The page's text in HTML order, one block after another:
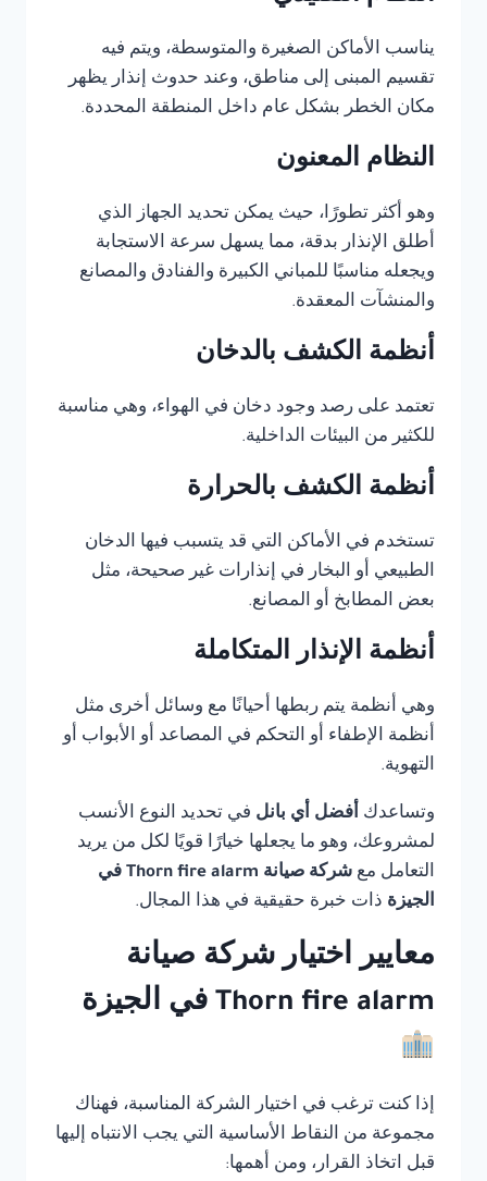
يناسب الأماكن الصغيرة والمتوسطة، ويتم فيه
تقسيم المبنى إلى مناطق، وعند حدوث إنذار يظهر
مكان الخطر بشكل عام داخل المنطقة المحددة.
النظام المعنون
وهو أكثر تطورًا، حيث يمكن تحديد الجهاز الذي
أطلق الإنذار بدقة، مما يسهل سرعة الاستجابة
ويجعله مناسبًا للمباني الكبيرة والفنادق والمصانع
والمنشآت المعقدة.
أنظمة الكشف بالدخان
تعتمد على رصد وجود دخان في الهواء، وهي مناسبة
للكثير من البيئات الداخلية.
أنظمة الكشف بالحرارة
تستخدم في الأماكن التي قد يتسبب فيها الدخان
الطبيعي أو البخار في إنذارات غير صحيحة، مثل
بعض المطابخ أو المصانع.
أنظمة الإنذار المتكاملة
وهي أنظمة يتم ربطها أحيانًا مع وسائل أخرى مثل
أنظمة الإطفاء أو التحكم في المصاعد أو الأبواب أو
التهوية.
وتساعدك أفضل أي بانل في تحديد النوع الأنسب
لمشروعك، وهو ما يجعلها خيارًا قويًا لكل من يريد
التعامل مع
شركة صيانة Thorn fire alarm في
الجيزة ذات خبرة حقيقية في هذا المجال.
معايير اختيار شركة صيانة
Thorn fire alarm في الجيزة
إذا كنت ترغب في اختيار الشركة المناسبة، فهناك
مجموعة من النقاط الأساسية التي يجب الانتباه إليها
قبل اتخاذ القرار، ومن أهمها: